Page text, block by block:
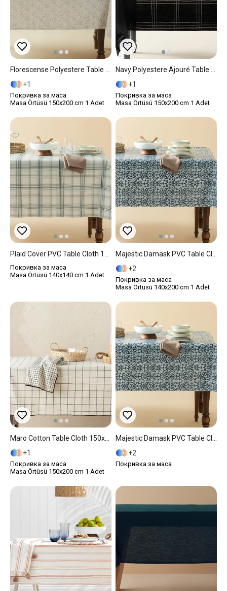
1
Покривка за маса
Masa Örtüsü 150x200 cm 1 Adet
1
Покривка за маса
Masa Örtüsü 150x200 cm 1 Adet
Покривка за маса
Masa Örtüsü 140x140 cm 1 Adet
2
Покривка за маса
Masa Örtüsü 140x200 cm 1 Adet
1
Покривка за маса
Masa Örtüsü 150x200 cm 1 Adet
2
Покривка за маса